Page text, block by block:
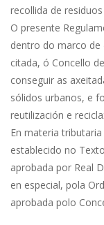
recollida de
O presente
dentro do marco de
citada, ó Concello
conseguir as
sólidos urbanos, e
reutilización e
En materia
establecido no
aprobada por Real
en especial, pola
aprobada polo